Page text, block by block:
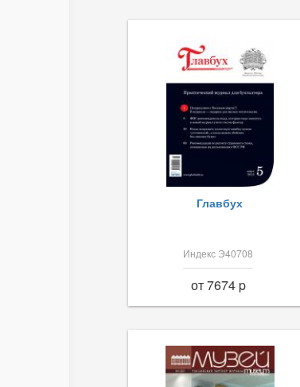
Главбух
Индекс Э40708
от 7674 p